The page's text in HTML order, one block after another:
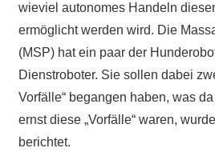
wieviel autonomes Handeln
ermöglicht werden wird. Die
(MSP) hat ein paar der
Dienstroboter. Sie sollen dabei
Vorfälle“ begangen haben, was
ernst diese „Vorfälle“ waren,
berichtet.